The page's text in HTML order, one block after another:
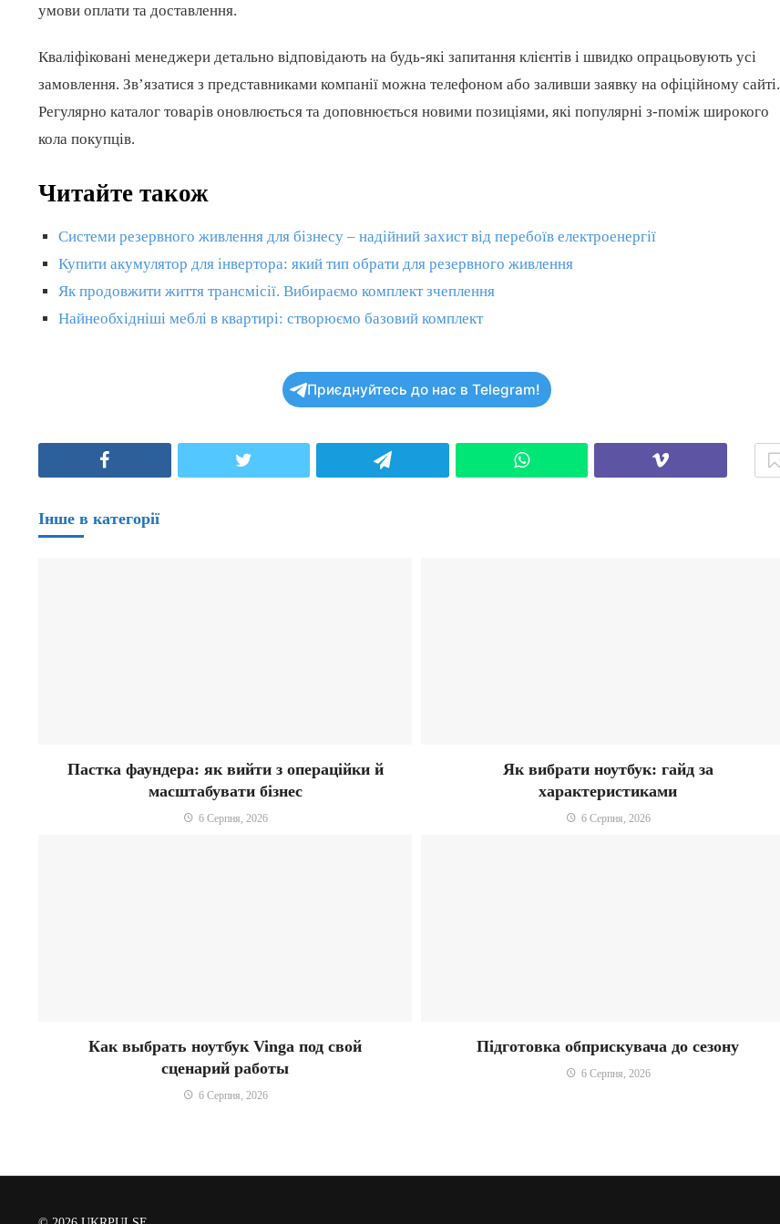
умови оплати та доставлення.
Кваліфіковані менеджери детально відповідають на будь-які запитання клієнтів і швидко опрацьовують усі
замовлення. Зв’язатися з представниками компанії можна телефоном або заливши заявку на офіційному сайті.
Регулярно каталог товарів оновлюється та доповнюється новими позиціями, які популярні з-поміж широкого
кола покупців.
Читайте також
Системи резервного живлення для бізнесу – надійний захист від перебоїв електроенергії
Купити акумулятор для інвертора: який тип обрати для резервного живлення
Як продовжити життя трансмісії. Вибираємо комплект зчеплення
Найнеобхідніші меблі в квартирі: створюємо базовий комплект
Приєднуйтесь до нас в Telegram!
Інше в категорії
Пастка фаундера: як вийти з операційки й
масштабувати бізнес
6 Серпня, 2026
Як вибрати ноутбук: гайд за
характеристиками
6 Серпня, 2026
Как выбрать ноутбук Vinga под свой
сценарий работы
6 Серпня, 2026
Підготовка обприскувача до сезону
6 Серпня, 2026